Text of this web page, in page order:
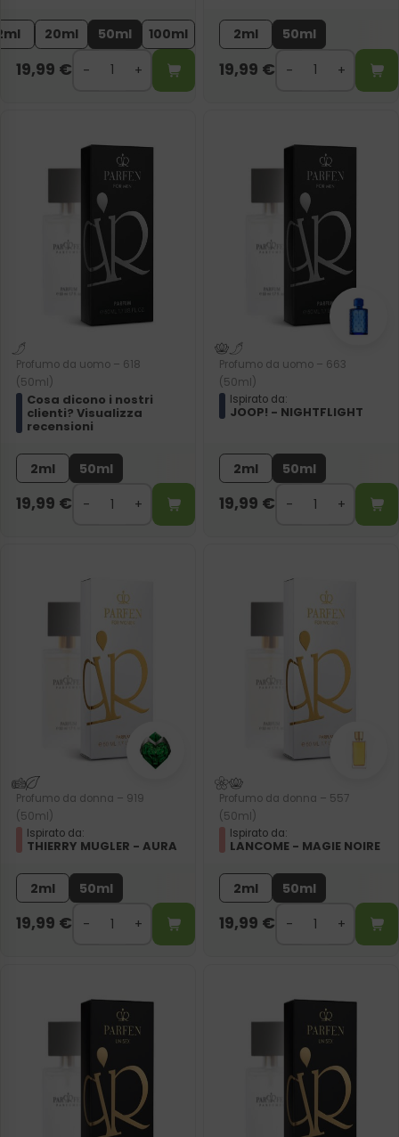
20ml 50ml 100ml
19,99 €
2ml 50ml
19,99 €
Profumo da uomo – 618
(50ml)
Cosa dicono i nostri
clienti? Visualizza
recensioni
2ml 50ml
19,99 €
Profumo da uomo – 663
(50ml)
Ispirato da:
JOOP! - NIGHTFLIGHT
2ml 50ml
19,99 €
Profumo da donna – 919
(50ml)
Ispirato da:
THIERRY MUGLER - AURA
2ml 50ml
19,99 €
Profumo da donna – 557
(50ml)
Ispirato da:
LANCOME - MAGIE NOIRE
2ml 50ml
19,99 €